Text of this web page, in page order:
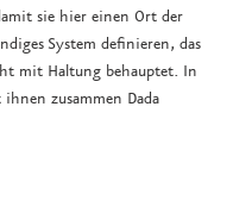
sie hier einen Ort der
System definieren, das
mit Haltung behauptet. In
zusammen Dada